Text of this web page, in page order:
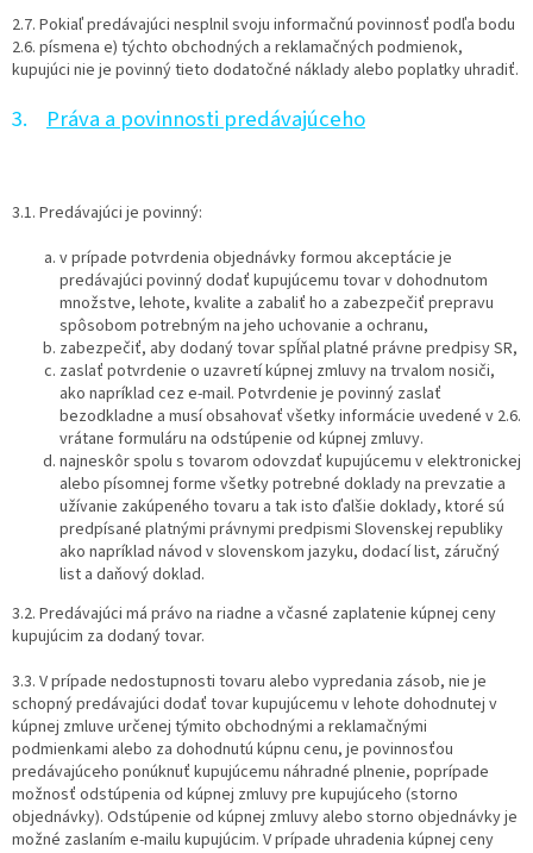
2.7. Pokiaľ predávajúci nesplnil svoju informačnú povinnosť podľa bodu
2.6. písmena e) týchto obchodných a reklamačných podmienok,
kupujúci nie je povinný tieto dodatočné náklady alebo poplatky uhradiť.
3. Práva a povinnosti predávajúceho
3.1. Predávajúci je povinný:
v prípade potvrdenia objednávky formou akceptácie je
predávajúci povinný dodať kupujúcemu tovar v dohodnutom
množstve, lehote, kvalite a zabaliť ho a zabezpečiť prepravu
spôsobom potrebným na jeho uchovanie a ochranu,
zabezpečiť, aby dodaný tovar spĺňal platné právne predpisy SR,
zaslať potvrdenie o uzavretí kúpnej zmluvy na trvalom nosiči,
ako napríklad cez e-mail. Potvrdenie je povinný zaslať
bezodkladne a musí obsahovať všetky informácie uvedené v 2.6.
vrátane formuláru na odstúpenie od kúpnej zmluvy.
najneskôr spolu s tovarom odovzdať kupujúcemu v elektronickej
alebo písomnej forme všetky potrebné doklady na prevzatie a
užívanie zakúpeného tovaru a tak isto ďalšie doklady, ktoré sú
predpísané platnými právnymi predpismi Slovenskej republiky
ako napríklad návod v slovenskom jazyku, dodací list, záručný
list a daňový doklad.
3.2. Predávajúci má právo na riadne a včasné zaplatenie kúpnej ceny
kupujúcim za dodaný tovar.
3.3. V prípade nedostupnosti tovaru alebo vypredania zásob, nie je
schopný predávajúci dodať tovar kupujúcemu v lehote dohodnutej v
kúpnej zmluve určenej týmito obchodnými a reklamačnými
podmienkami alebo za dohodnutú kúpnu cenu, je povinnosťou
predávajúceho ponúknuť kupujúcemu náhradné plnenie, poprípade
možnosť odstúpenia od kúpnej zmluvy pre kupujúceho (storno
objednávky). Odstúpenie od kúpnej zmluvy alebo storno objednávky je
možné zaslaním e-mailu kupujúcim. V prípade uhradenia kúpnej ceny